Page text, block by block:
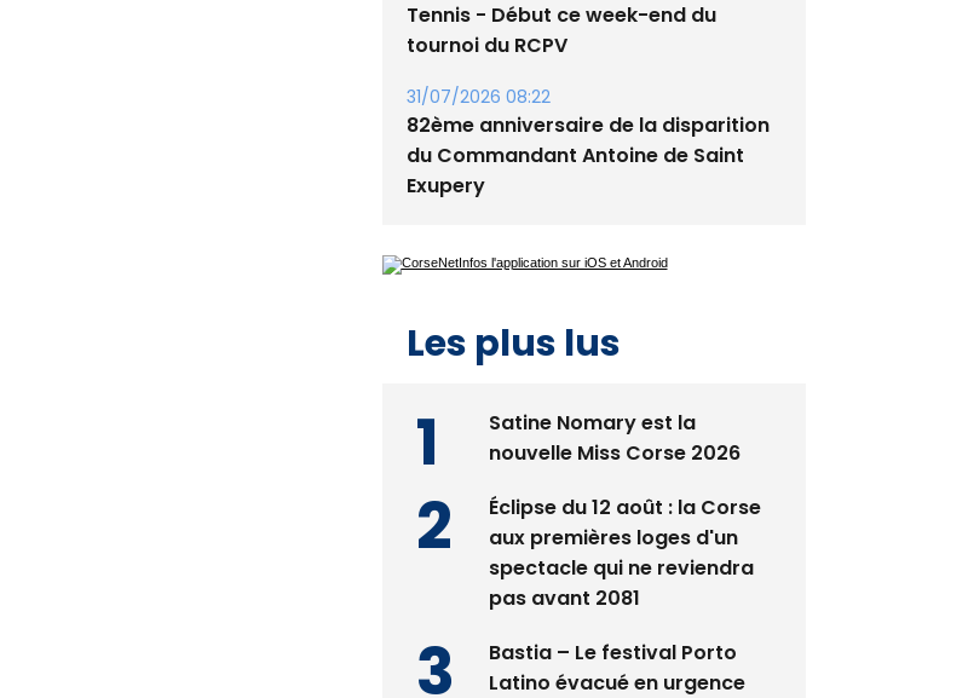
31/07/2026 08:22
du Commandant Antoine de Saint
Exupery
Les plus lus
Satine Nomary est la
Éclipse du 12 août : la Corse
spectacle qui ne reviendra
pas avant 2081
Bastia – Le festival Porto
avant le concert de
Mosimann